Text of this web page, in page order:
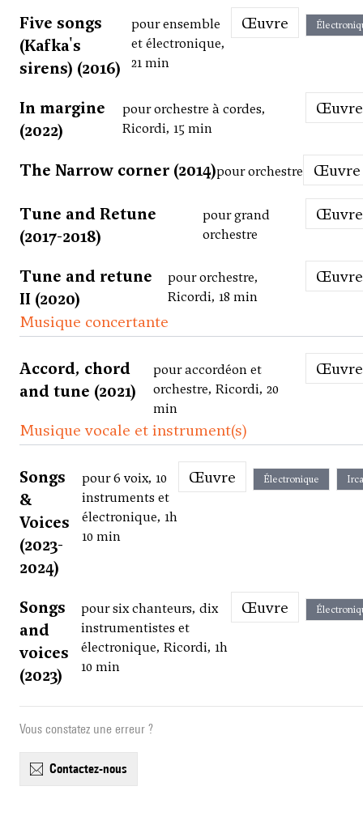
Five songs
(Kafka's
sirens) (2016)
pour ensemble
et électronique,
21 min
Œuvre
In margine
(2022)
pour orchestre à cordes,
Ricordi, 15 min
Œuvre
The Narrow corner (2014)pour orchestre Œuvre
Tune and Retune
(2017-2018)
pour grand
orchestre
Œuvre
Tune and retune
II (2020)
pour orchestre,
Ricordi, 18 min
Œuvre
Musique concertante
Accord, chord
and tune (2021)
pour accordéon et
orchestre, Ricordi, 20
min
Œuvre
Musique vocale et instrument(s)
Songs
&
Voices
(2023-
2024)
pour 6 voix, 10
instruments et
électronique, 1h
10 min
Œuvre Électronique
Songs
and
voices
(2023)
pour six chanteurs, dix
instrumentistes et
électronique, Ricordi, 1h
10 min
Œuvre
Vous constatez une erreur ?
contactez-nous